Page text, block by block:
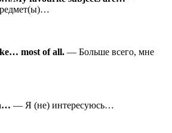
most of all. — Больше всего, мне
— Я (не) интересуюсь…